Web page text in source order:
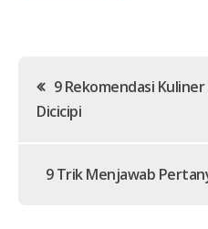
Post
navigation
9 Rekomendasi
Dicicipi
9 Trik Menjawab